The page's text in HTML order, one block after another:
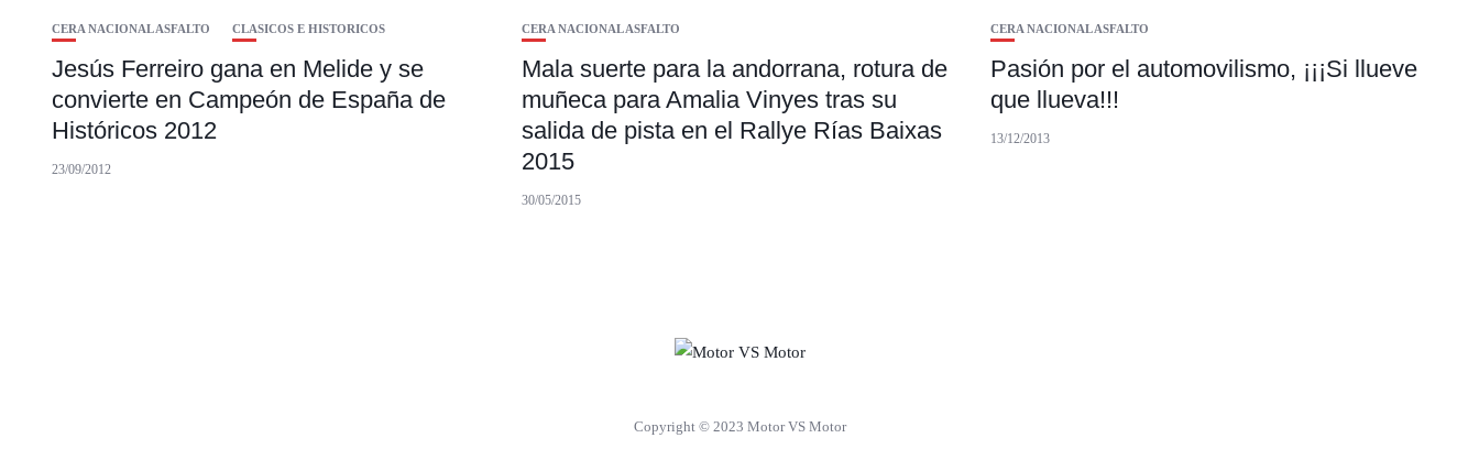
CERA NACIONAL ASFALTO CLASICOS E HISTORICOS
Jesús Ferreiro gana en Melide y se
convierte en Campeón de España de
Históricos 2012
23/09/2012
CERA NACIONAL ASFALTO
Mala suerte para la andorrana, rotura de
muñeca para Amalia Vinyes tras su
salida de pista en el Rallye Rías Baixas
2015
30/05/2015
CERA NACIONAL ASFALTO
Pasión por el automovilismo, ¡¡¡Si llueve
que llueva!!!
13/12/2013
Copyright © 2023 Motor VS Motor